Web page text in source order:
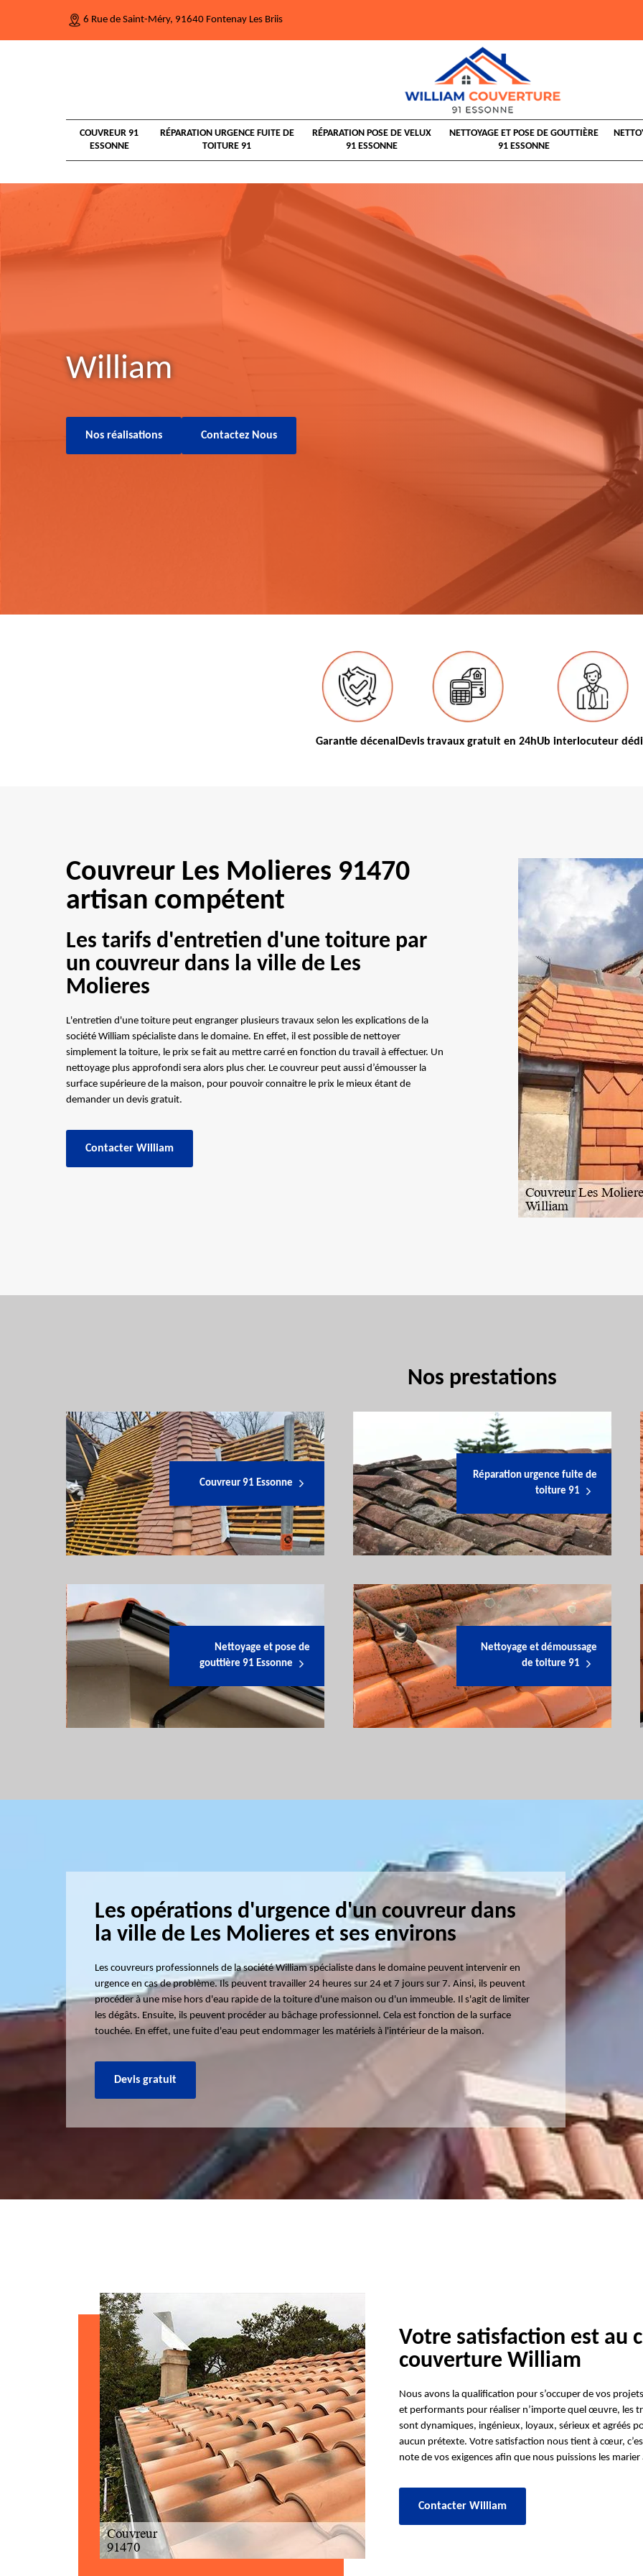
6 Rue de Saint-Méry, 91640 Fontenay Les Briis
COUVREUR 91
ESSONNE
RÉPARATION URGENCE FUITE DE
TOITURE 91
RÉPARATION POSE DE VELUX
91 ESSONNE
NETTOYAGE ET POSE DE GOUTTIÈRE
91 ESSONNE
William
Nos réalisations Contactez Nous
Garantie décenal Devis travaux gratuit en 24hUb interlocuteur
Couvreur Les Molieres 91470
artisan compétent
Les tarifs d'entretien d'une toiture par
un couvreur dans la ville de Les
Molieres
L'entretien d'une toiture peut engranger plusieurs travaux selon les explications de la
société William spécialiste dans le domaine. En effet, il est possible de nettoyer
simplement la toiture, le prix se fait au mettre carré en fonction du travail à effectuer. Un
nettoyage plus approfondi sera alors plus cher. Le couvreur peut aussi d’émousser la
surface supérieure de la maison, pour pouvoir connaitre le prix le mieux étant de
demander un devis gratuit.
Contacter William
Nos prestations
Couvreur 91 Essonne
Réparation urgence fuite de
toiture 91
Nettoyage et pose de
gouttière 91 Essonne
Nettoyage et démoussage
de toiture 91
Les opérations d'urgence d'un couvreur dans
la ville de Les Molieres et ses environs
Les couvreurs professionnels de la société William spécialiste dans le domaine peuvent intervenir en
urgence en cas de problème. Ils peuvent travailler 24 heures sur 24 et 7 jours sur 7. Ainsi, ils peuvent
procéder à une mise hors d'eau rapide de la toiture d'une maison ou d'un immeuble. Il s'agit de limiter
les dégâts. Ensuite, ils peuvent procéder au bâchage professionnel. Cela est fonction de la surface
touchée. En effet, une fuite d'eau peut endommager les matériels à l'intérieur de la maison.
Devis gratuit
Votre satisfaction est au
couverture William
Nous avons la qualification pour s’occuper de vos
et performants pour réaliser n’importe quel œuvre, les
sont dynamiques, ingénieux, loyaux, sérieux et agréés
aucun prétexte. Votre satisfaction nous tient à cœur,
note de vos exigences afin que nous puissions les
Contacter William